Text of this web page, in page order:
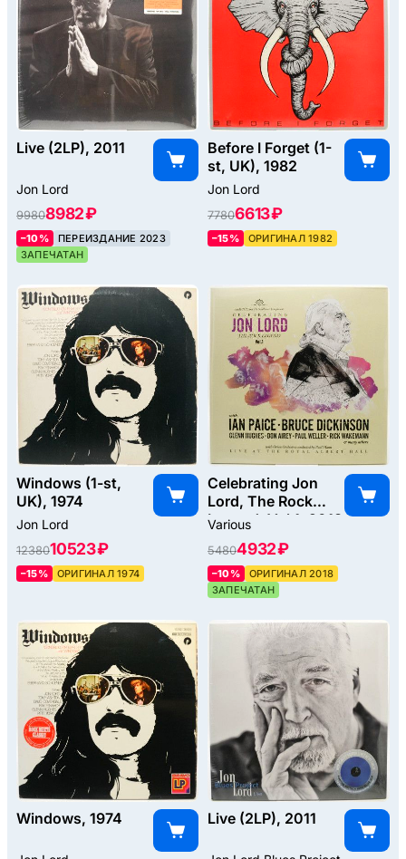
Live (2LP), 2011
Jon Lord
99808982 ₽
–10%
ПЕРЕИЗДАНИЕ 2023
ЗАПЕЧАТАН
Before I Forget (1-
st, UK), 1982
Jon Lord
77806613 ₽
–15% ОРИГИНАЛ 1982
Windows (1-st,
UK), 1974
Jon Lord
1238010523 ₽
–15% ОРИГИНАЛ 1974
Celebrating Jon
Lord, The Rock
Legend, Vol.1, 2018
Various
54804932 ₽
–10%
ОРИГИНАЛ 2018
ЗАПЕЧАТАН
Windows, 1974 Live (2LP), 2011